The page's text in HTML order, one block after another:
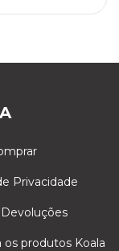
Privacidade
os produtos Koala